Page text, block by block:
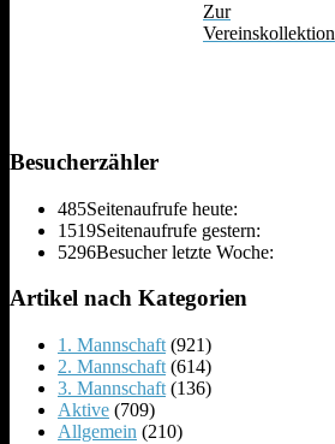
Zur
Vereinskollektion
Besucherzähler
485Seitenaufrufe heute:
1519Seitenaufrufe gestern:
5296Besucher letzte Woche:
Artikel nach Kategorien
1. Mannschaft (921)
2. Mannschaft (614)
3. Mannschaft (136)
Aktive (709)
Allgemein (210)